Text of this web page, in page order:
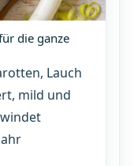
die ganze
Lauch
mild und